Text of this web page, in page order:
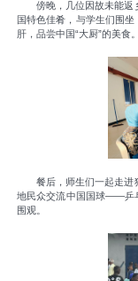
傍晚，几位因故未能返
国特色佳肴，与学生们围
肝，品尝中国“大厨”的美食
餐后，师生们一起走进
地民众交流中国国球——乒
围观。